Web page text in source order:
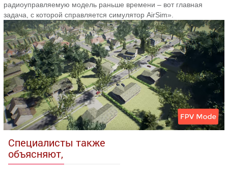
радиоуправляемую модель раньше времени – вот главная
задача, с которой справляется симулятор AirSim».
Специалисты также
объясняют,